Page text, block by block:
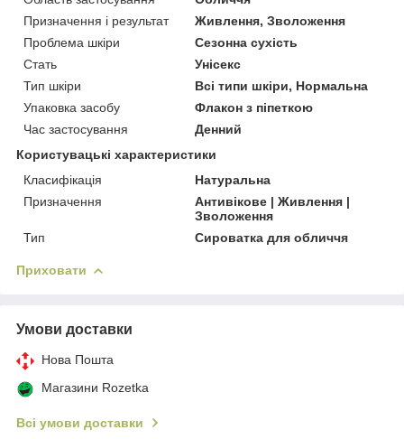
Призначення і результат
Живлення, Зволоження
Проблема шкіри
Сезонна сухість
Стать
Унісекс
Тип шкіри
Всі типи шкіри, Нормальна
Упаковка засобу
Флакон з піпеткою
Час застосування
Денний
Користувацькі характеристики
Класифікація
Натуральна
Призначення
Антивікове | Живлення |
Зволоження
Тип
Сироватка для обличчя
Приховати
Умови доставки
Нова Пошта
Магазини Rozetka
Всі умови доставки